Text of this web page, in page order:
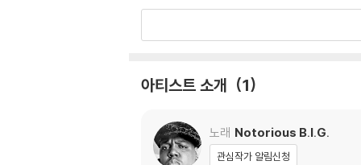
관련 사진과 동영상 및 재생 기기 모델명을 첨
2) LP는 잦은 배송 과정에서 재킷에 손상이 발
아티스트 소개 1
노래 Notorious B.I.G.
관심작가 알림신청